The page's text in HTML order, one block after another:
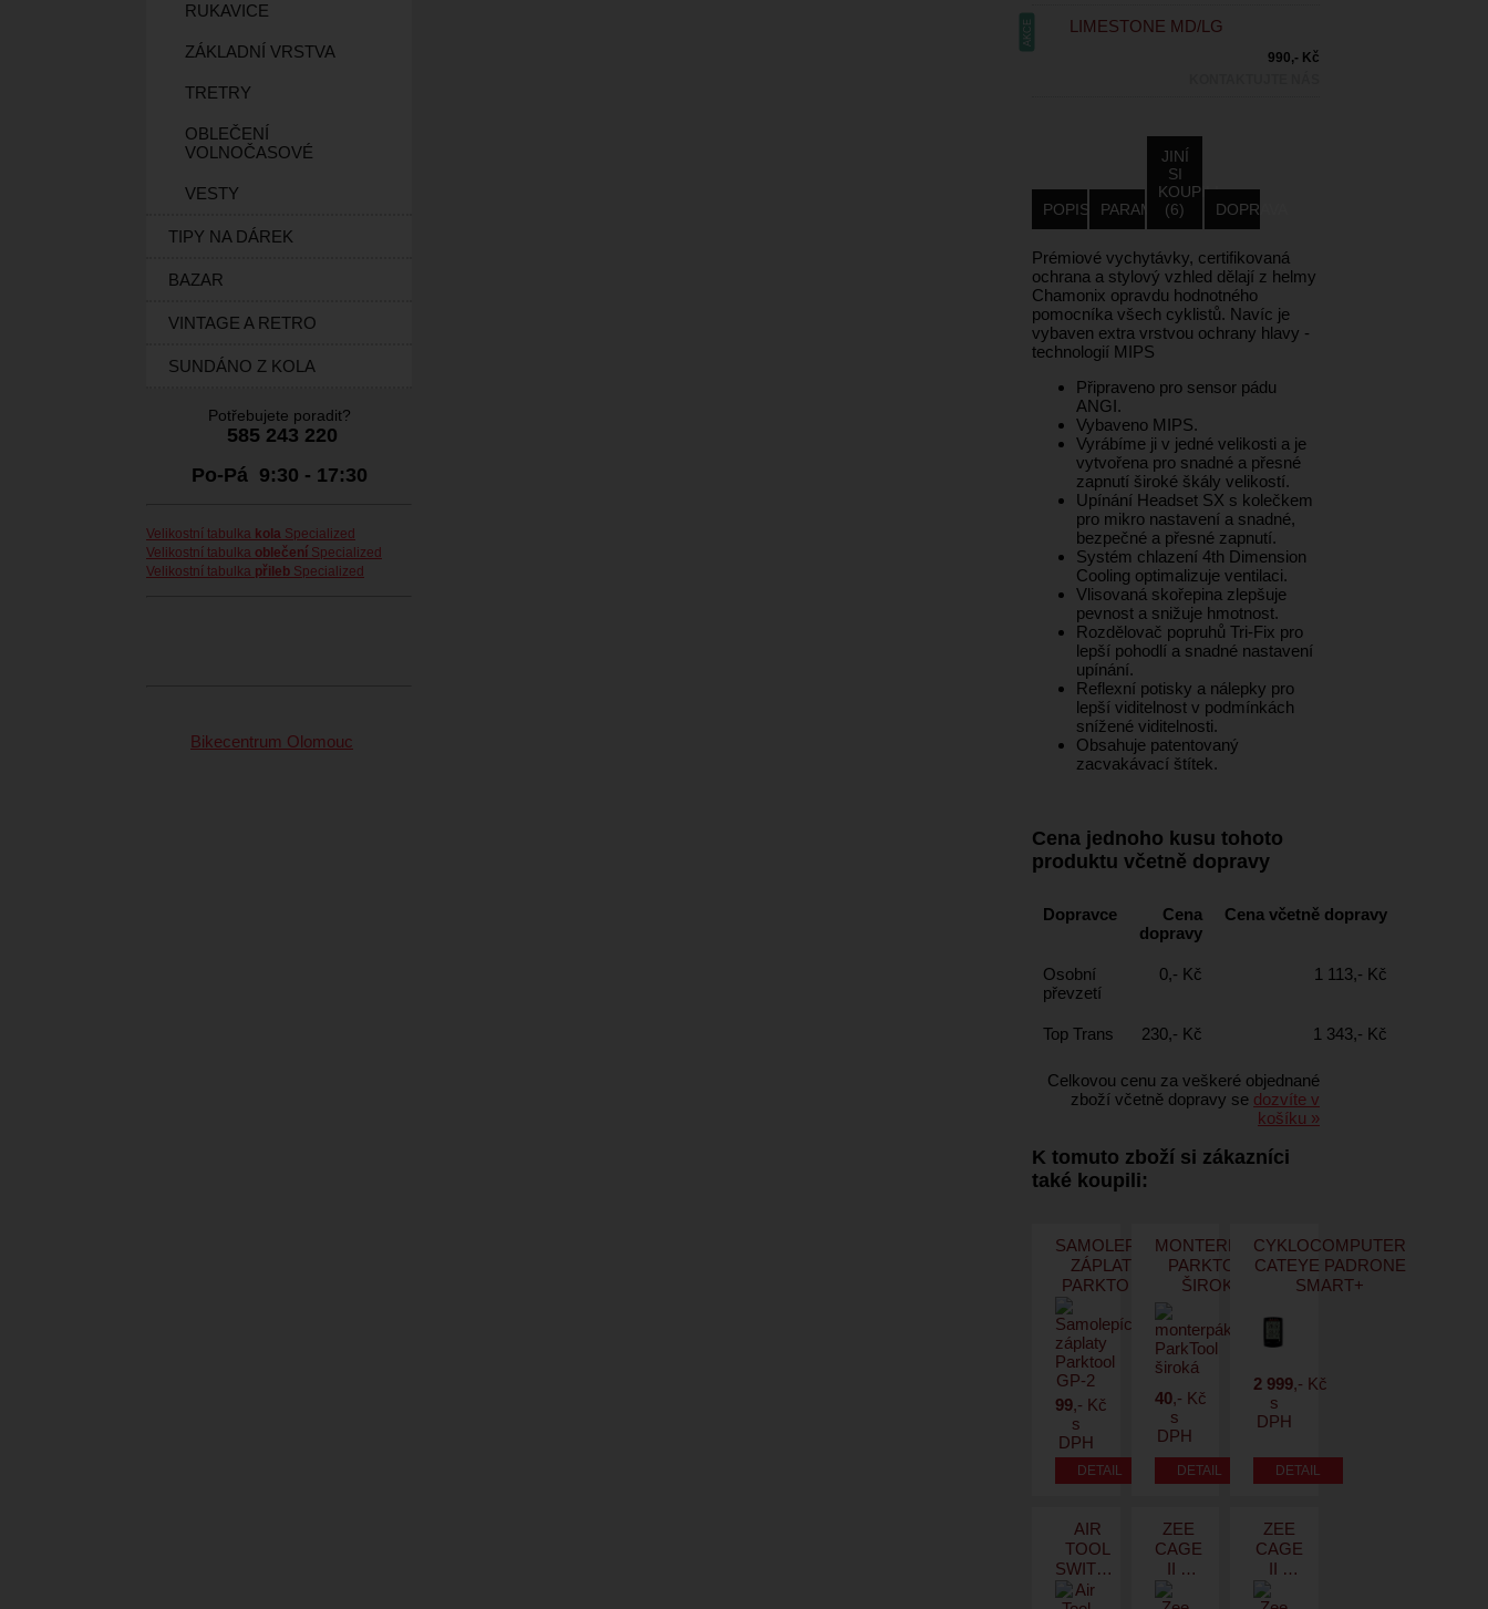
RUKAVICE
ZÁKLADNÍ VRSTVA
TRETRY
OBLEČENÍ
VOLNOČASOVÉ
VESTY
TIPY NA DÁREK
BAZAR
VINTAGE A RETRO
SUNDÁNO Z KOLA
Potřebujete poradit?
585 243 220
Po-Pá 9:30 - 17:30
Velikostní tabulka kola Specialized
Velikostní tabulka oblečení Specialized
Velikostní tabulka přileb Specialized
Bikecentrum Olomouc
AKCE LIMESTONE MD/LG
990,- Kč
POPIS PARAMETRY
JINÍ
SI
KOUPILI
(6)
DOPRAVA
Prémiové vychytávky, certifikovaná
ochrana a stylový vzhled dělají z helmy
Chamonix opravdu hodnotného
pomocníka všech cyklistů. Navíc je
vybaven extra vrstvou ochrany hlavy -
technologií MIPS
Připraveno pro sensor pádu
ANGI.
Vybaveno MIPS.
Vyrábíme ji v jedné velikosti a je
vytvořena pro snadné a přesné
zapnutí široké škály velikostí.
Upínání Headset SX s kolečkem
pro mikro nastavení a snadné,
bezpečné a přesné zapnutí.
Systém chlazení 4th Dimension
Cooling optimalizuje ventilaci.
Vlisovaná skořepina zlepšuje
pevnost a snižuje hmotnost.
Rozdělovač popruhů Tri-Fix pro
lepší pohodlí a snadné nastavení
upínání.
Reflexní potisky a nálepky pro
lepší viditelnost v podmínkách
snížené viditelnosti.
Obsahuje patentovaný
zacvakávací štítek.
Cena jednoho kusu tohoto
produktu včetně dopravy
Dopravce
Cena
dopravy
Cena včetně dopravy
Osobní
převzetí
0,- Kč 1 113,- Kč
Top Trans 230,- Kč 1 343,- Kč
Celkovou cenu za veškeré objednané
zboží včetně dopravy se dozvíte v
košíku »
K tomuto zboží si zákazníci
také koupili:
SAMOLEPÍCÍ
ZÁPLATY
PARKTOOL
99,- Kč
s
DPH
MONTERPÁKA
PARKTOOL
ŠIROKÁ
40,- Kč
s
DPH
CYKLOCOMPUTER
CATEYE PADRONE
SMART+
2 999,- Kč
s
DPH
AIR
TOOL
SWITCH
SPORT
ZEE
CAGE
II –
LEFT
ZEE
CAGE
II –
RIGHT